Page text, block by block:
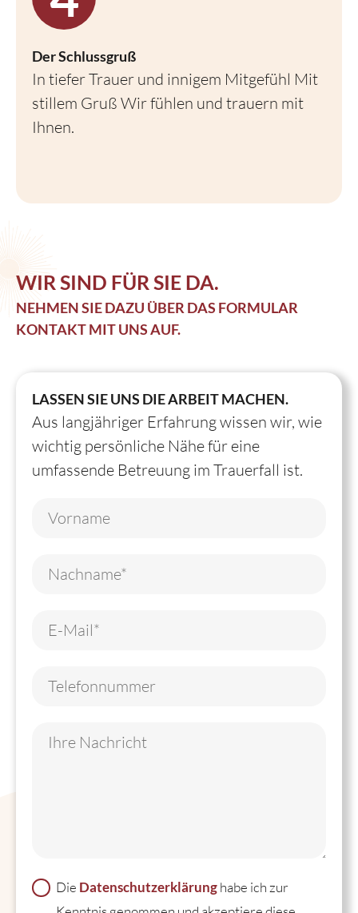
Der Schlussgruß
In tiefer Trauer und innigem Mitgefühl Mit
stillem Gruß Wir fühlen und trauern mit
Ihnen.
WIR SIND FÜR SIE DA.
NEHMEN SIE DAZU ÜBER DAS FORMULAR
KONTAKT MIT UNS AUF.
LASSEN SIE UNS DIE ARBEIT MACHEN.
Aus langjähriger Erfahrung wissen wir, wie
wichtig persönliche Nähe für eine
umfassende Betreuung im Trauerfall ist.
Die Datenschutzerklärung habe ich zur